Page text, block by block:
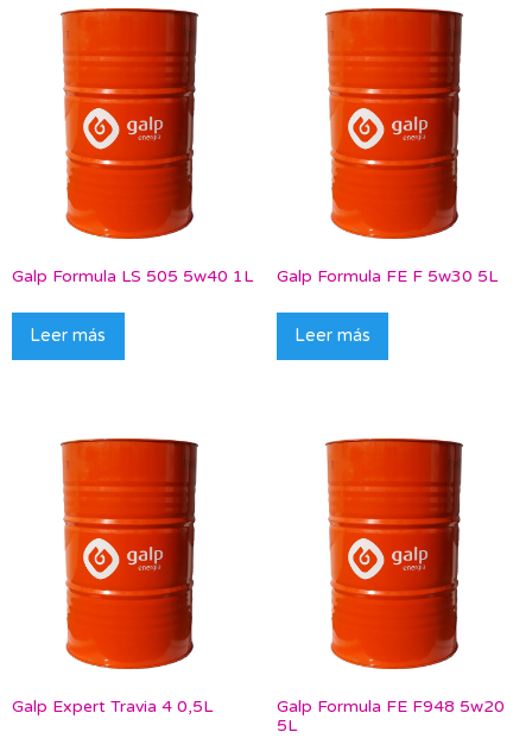
Galp Formula LS 505 5w40 1L
Leer más
Galp Formula FE F 5w30 5L
Leer más
Galp Expert Travia 4 0,5L
Galp Formula FE F948 5w20
5L